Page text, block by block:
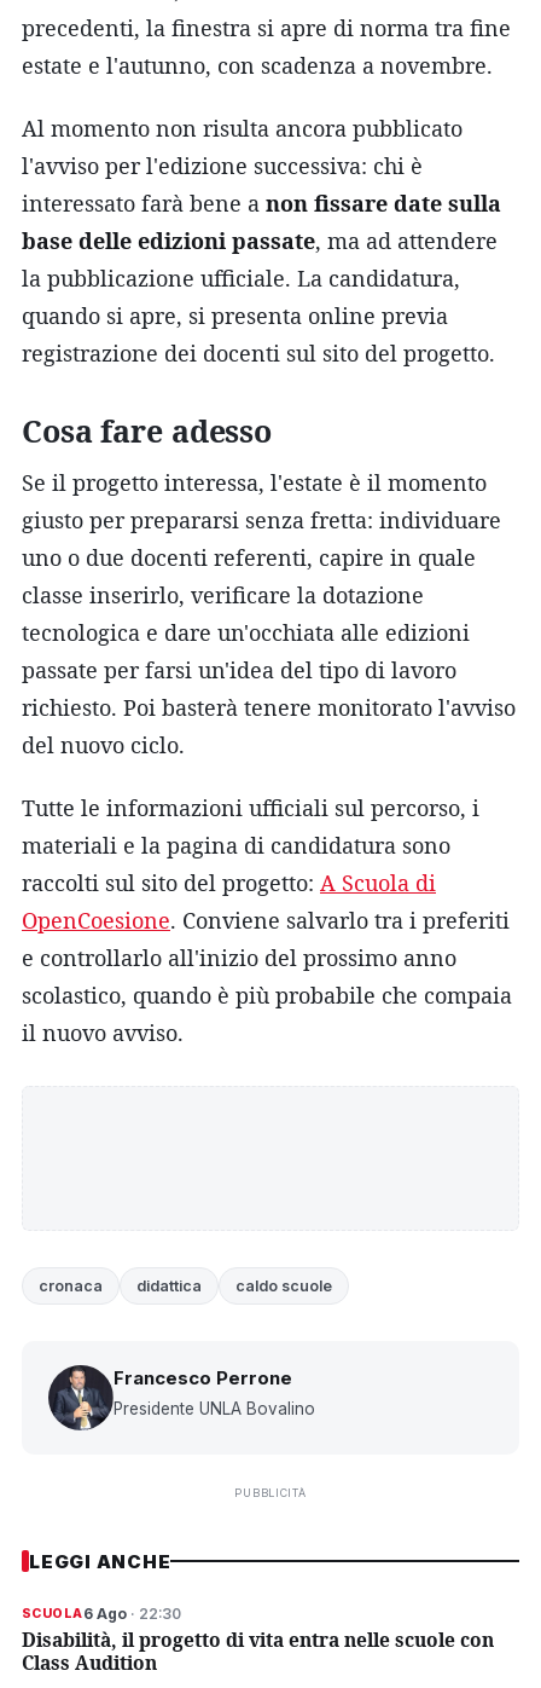
precedenti, la finestra si apre di norma tra fine
estate e l'autunno, con scadenza a novembre.
Al momento non risulta ancora pubblicato
l'avviso per l'edizione successiva: chi è
interessato farà bene a non fissare date sulla
base delle edizioni passate, ma ad attendere
la pubblicazione ufficiale. La candidatura,
quando si apre, si presenta online previa
registrazione dei docenti sul sito del progetto.
Cosa fare adesso
Se il progetto interessa, l'estate è il momento
giusto per prepararsi senza fretta: individuare
uno o due docenti referenti, capire in quale
classe inserirlo, verificare la dotazione
tecnologica e dare un'occhiata alle edizioni
passate per farsi un'idea del tipo di lavoro
richiesto. Poi basterà tenere monitorato l'avviso
del nuovo ciclo.
Tutte le informazioni ufficiali sul percorso, i
materiali e la pagina di candidatura sono
raccolti sul sito del progetto: A Scuola di
OpenCoesione. Conviene salvarlo tra i preferiti
e controllarlo all'inizio del prossimo anno
scolastico, quando è più probabile che compaia
il nuovo avviso.
cronaca didattica caldo scuole
Francesco Perrone
Presidente UNLA Bovalino
PUBBLICITÀ
LEGGI ANCHE
SCUOLA6 Ago· 22:30
Disabilità, il progetto di vita entra nelle scuole con
Class Audition